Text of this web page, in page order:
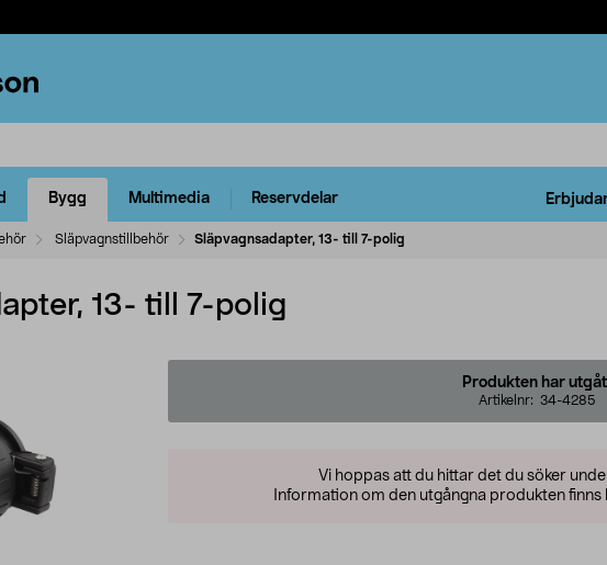
Bygg Multimedia Reservdelar
Släpvagnstillbehör Släpvagnsadapter, 13- till 7-polig
13- till 7-polig
Produkten har
Artikelnr: 34-4285
Vi hoppas att du hittar det du söker
Information om den utgångna produkten finns